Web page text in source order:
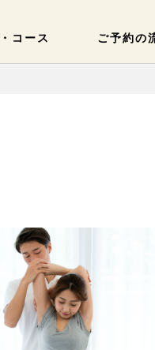
コース ご予約の